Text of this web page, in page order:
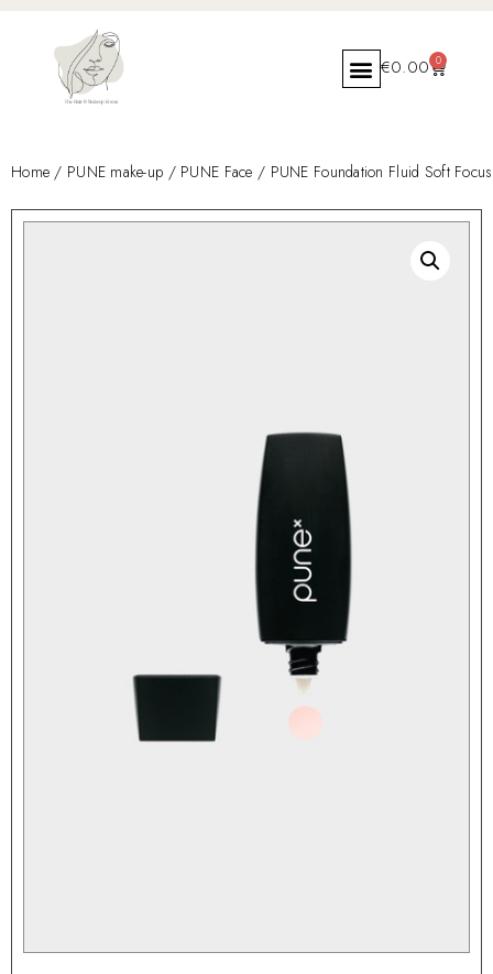
€0.00 0
Home / PUNE make-up / PUNE Face / PUNE Foundation Fluid Soft Focus